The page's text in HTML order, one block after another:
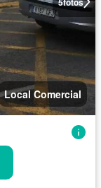
Local Comercial